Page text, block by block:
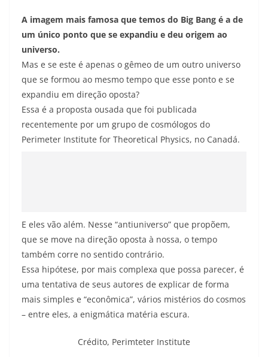
A imagem mais famosa que temos do Big Bang é a de
um único ponto que se expandiu e deu origem ao
universo.
Mas e se este é apenas o gêmeo de um outro universo
que se formou ao mesmo tempo que esse ponto e se
expandiu em direção oposta?
Essa é a proposta ousada que foi publicada
recentemente por um grupo de cosmólogos do
Perimeter Institute for Theoretical Physics, no Canadá.
E eles vão além. Nesse “antiuniverso” que propõem,
que se move na direção oposta à nossa, o tempo
também corre no sentido contrário.
Essa hipótese, por mais complexa que possa parecer, é
uma tentativa de seus autores de explicar de forma
mais simples e “econômica”, vários mistérios do cosmos
– entre eles, a enigmática matéria escura.
Crédito, Perimteter Institute